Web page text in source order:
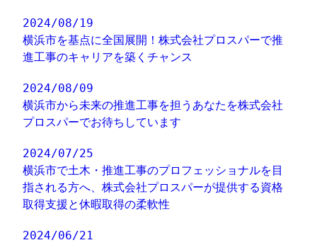
2024/08/19
横浜市を基点に全国展開！株式会社プロスパーで推
進工事のキャリアを築くチャンス
2024/08/09
横浜市から未来の推進工事を担うあなたを株式会社
プロスパーでお待ちしています
2024/07/25
横浜市で土木・推進工事のプロフェッショナルを目
指される方へ、株式会社プロスパーが提供する資格
取得支援と休暇取得の柔軟性
2024/06/21